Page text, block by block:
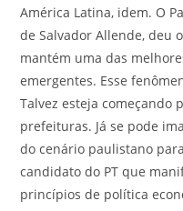
América Latina, idem. O
de Salvador Allende, deu
mantém uma das
emergentes. Esse
Talvez esteja começando
prefeituras. Já se pode
do cenário paulistano
candidato do PT que
princípios de política